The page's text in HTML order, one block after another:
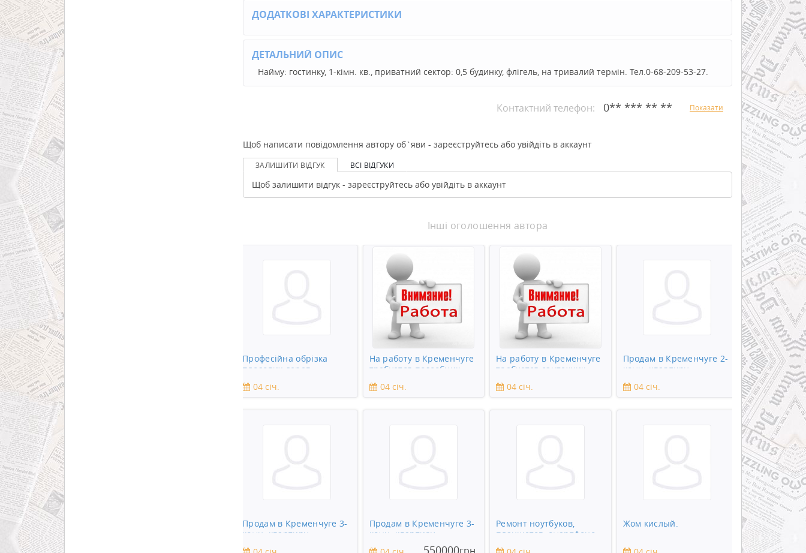
ДОДАТКОВІ ХАРАКТЕРИСТИКИ
ДЕТАЛЬНИЙ ОПИС
Найму: гостинку, 1-кімн. кв., приватний сектор: 0,5 будинку, флігель, на тривалий термін. Тел.0-68-209-53-27.
Контактний телефон: 0** *** ** ** Показати
Щоб написати повідомлення автору об`яви - зареєструйтесь або увійдіть в аккаунт
ЗАЛИШИТИ ВІДГУК ВСІ ВІДГУКИ
Щоб залишити відгук - зареєструйтесь або увійдіть в аккаунт
Інші оголошення автора
Професійна обрізка
плодових дерев
04 січ.
На работу в Кременчуге
требуется подсобник
04 січ.
На работу в Кременчуге
требуется сантехник
04 січ.
Продам в Кременчуге 2-
комн. квартиру
04 січ.
Продам в Кременчуге 3-
комн. квартиру
Продам в Кременчуге 3-
комн. квартиру
Ремонт ноутбуков,
планшетов, смартфонов,
зеркальны
Жом кислый.